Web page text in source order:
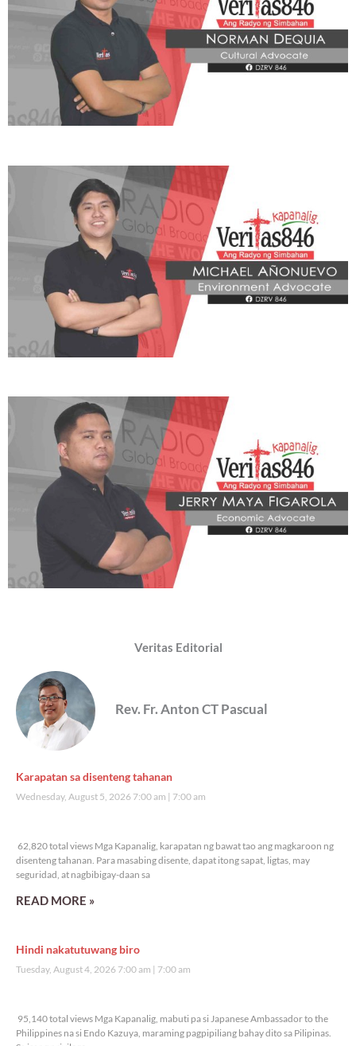
Veritas Editorial
Rev. Fr. Anton CT Pascual
Karapatan sa disenteng tahanan
Wednesday, August 5, 2026 7:00 am 7:00 am
62,820 total views Mga Kapanalig, karapatan ng bawat tao ang magkaroon ng
disenteng tahanan. Para masabing disente, dapat itong sapat, ligtas, may
seguridad, at nagbibigay-daan sa
READ MORE »
Hindi nakatutuwang biro
Tuesday, August 4, 2026 7:00 am 7:00 am
95,140 total views Mga Kapanalig, mabuti pa si Japanese Ambassador to the
Philippines na si Endo Kazuya, maraming pagpipiliang bahay dito sa Pilipinas.